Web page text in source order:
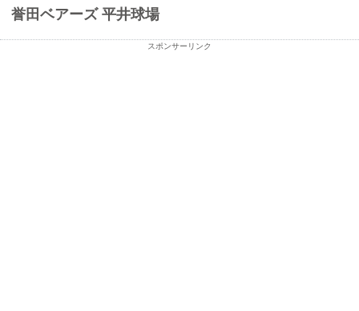
誉田ベアーズ 平井球場
スポンサーリンク